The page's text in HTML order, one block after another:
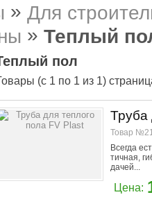
» Для
» Теплый
пол
(с 1 по 1 из 1)
Труба
Товар
Всегда
тичная,
дачей...
Цена: